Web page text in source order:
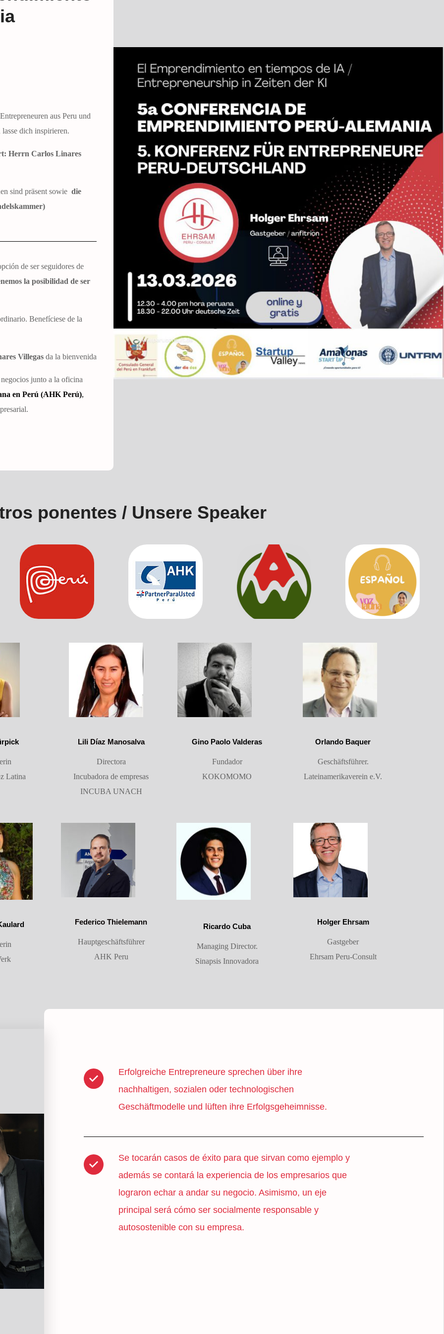
aus Peru und
dich inspirieren.
Herrn Carlos Linares
sind präsent sowie die
de ser seguidores de
la posibilidad de ser
Benefíciese de la
Villegasda la bienvenida
junto a la oficina
en Perú (AHK Perú),
ponentes / Unsere Speaker
Latina
Lili Díaz Manosalva
Directora
Incubadora de empresas
INCUBA UNACH
Gino Paolo Valderas
Fundador
KOKOMOMO
Orlando Baquer
Geschäftsführer.
Lateinamerikaverein e.V.
Federico Thielemann
Hauptgeschäftsführer
AHK Peru
Ricardo Cuba
Managing Director.
Sinapsis Innovadora
Holger Ehrsam
Gastgeber
Ehrsam Peru-Consult
Erfolgreiche Entrepreneure sprechen über ihre
nachhaltigen, sozialen oder technologischen
Geschäftmodelle und lüften ihre Erfolgsgeheimnisse.
Se tocarán casos de éxito para que sirvan como ejemplo y
además se contará la experiencia de los empresarios que
lograron echar a andar su negocio. Asimismo, un eje
principal será cómo ser socialmente responsable y
autosostenible con su empresa.